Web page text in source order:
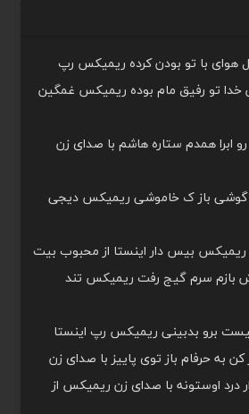
هوای با تو بودن کرده ریمیکس رپ
خدا تو رفیق مام بوده ریمیکس غمگین
ابرا همدم ستاره هاشم با صدای زن
گوشی باز ک خاموشی ریمیکس دیجی
ریمیکس بیس دار اینستا از محبوب بیت
بازم سرم گیج رفت ریمیکس تند
برو بدبینی ریمیکس رپ اینستا
به حرفام باز توی پاییز با صدای زن
درد اوستونه با صدای زن ریمیکس از